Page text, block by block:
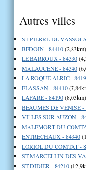
Autres villes
ST PIERRE DE
BEDOIN - 84410(2,83km)
LE BARROUX - 84330
MALAUCENE - 84340
LA ROQUE ALRIC -
FLASSAN - 84410
LAFARE - 84190(8,03km)
BEAUMES DE VENISE -
VILLES SUR AUZON -
MALEMORT DU
ENTRECHAUX - 84340
LORIOL DU COMTAT -
ST MARCELLIN DES
ST DIDIER - 84210